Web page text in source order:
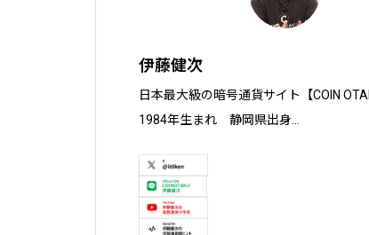
伊藤健次
日本最大級の暗号通貨サイト【COIN
1984年生まれ　静岡県出身
慶應義塾大学 大学院 経営管理研究科 ヘ
株式会社ソクラテス 代表取締役 / 国内
暗号資産投資アナリスト / Fintechコン